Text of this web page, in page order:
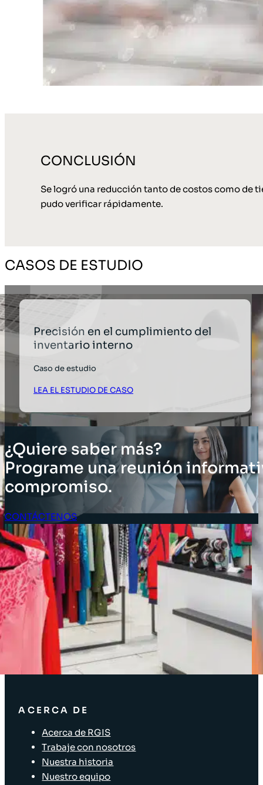
CONCLUSIÓN
Se logró una reducción tanto de costos como de
pudo verificar rápidamente.
CASOS DE ESTUDIO
Precisión en el cumplimiento del
inventario interno
Caso de estudio
LEA EL ESTUDIO DE CASO
¿Quiere saber más?
Programe una reunión
compromiso.
CONTÁCTENOS
Acceso Clientes
SOLUCIONES
Soluciones de inventario
Soluciones empresariales
Soluciones para la cadena de suministro
Etiquetado de activos
Soluciones para el sector minorista
ACERCA DE
Acerca de RGIS
Trabaje con nosotros
Nuestra historia
Nuestro equipo